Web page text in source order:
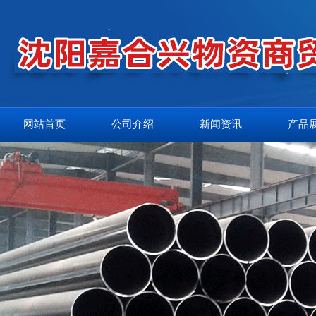
网站首页 公司介绍 新闻资讯 产品